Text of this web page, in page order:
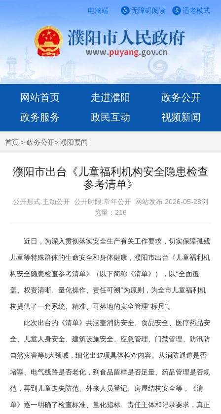
电脑端 适老模式
无障碍阅读
网站首页 走进濮阳
政务公开
政务服务
政民互动 视频新闻
首页 > 政务公开> 濮阳要闻
濮阳市出台《儿童福利机构安全隐患检查
参考清单》
公开形式:主动公开 公开时限:常年公开
网站发布:2026-05-28浏
览量： 216
近日，为深入贯彻落实安全生产有关工作要求，切实保障孤残
儿童等特殊群体的生命安全和身体健康， 濮阳市出台《儿童福利机
构安全隐患检查参考清单》（以下简称《清单》），以“全面覆
盖、权责清晰、量化操作、责任可溯”为原则，为全市儿童福利机
构提供了一套系统、精准、可落地的安全管理“标尺”。
此次出台的《清单》共涵盖消防安全、食品安全、医疗药品安
全、儿童人身安全、建筑设施安全、应急管理、门禁管理、防汛防
自然灾害等8大领域，细化出 17项具体检查内容。从消防通道是否
堵塞、电气线路是否老化，到食品留样是否足量、药品管理是否规
范，再到儿童走失防范、外来人员登记、房屋结构安全等，《清
单》逐一明确了检查标准、量化指标、责任主体和记录要求，真正